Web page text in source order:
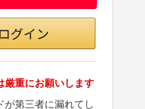
厳重にお願いします
が第三者に漏れてし